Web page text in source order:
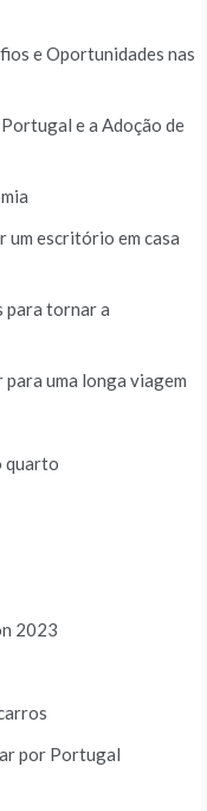
e Oportunidades nas
e a Adoção de
um escritório em casa
para tornar a
uma longa viagem
quarto
2023
por Portugal